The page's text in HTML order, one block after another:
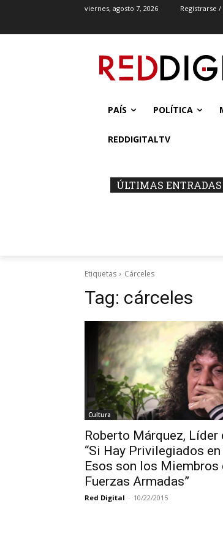
viernes, agosto 7, 2026 Registrarse
PAÍS POLÍTICA
REDDIGITALTV
ÚLTIMAS ENTRADAS
Etiquetas Cárceles
Tag: cárceles
Cultura
Roberto Márquez, Líder
“Si Hay Privilegiados en
Esos son los Miembros
Fuerzas Armadas”
Red Digital - 10/22/2015